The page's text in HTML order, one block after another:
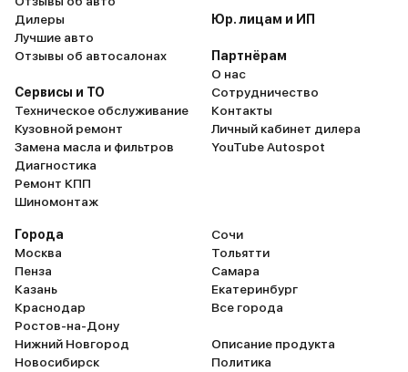
Дилеры
Лучшие авто
Отзывы об автосалонах
Сервисы и ТО
Техническое обслуживание
Кузовной ремонт
Замена масла и фильтров
Диагностика
Ремонт КПП
Шиномонтаж
Юр. лицам и ИП
Партнёрам
О нас
Сотрудничество
Контакты
Личный кабинет дилера
YouTube Autospot
Города
Москва
Пенза
Казань
Краснодар
Ростов-на-Дону
Нижний Новгород
Новосибирск
Сочи
Тольятти
Самара
Екатеринбург
Все города
Описание продукта
Политика